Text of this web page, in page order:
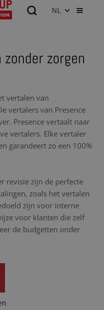
NL
zorgen
vertalen van
vertalers van Presence
Presence vertaalt naar
vertalers. Elke vertaler
garandeert zo een 100%
revisie zijn de perfecte
zoals het vertalen
zijn voor interne
voor klanten die zelf
de budgetten onder